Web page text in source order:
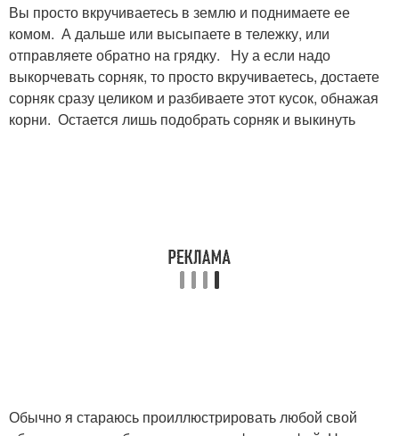
Вы просто вкручиваетесь в землю и поднимаете ее
комом. А дальше или высыпаете в тележку, или
отправляете обратно на грядку. Ну а если надо
выкорчевать сорняк, то просто вкручиваетесь, достаете
сорняк сразу целиком и разбиваете этот кусок, обнажая
корни. Остается лишь подобрать сорняк и выкинуть
Обычно я стараюсь проиллюстрировать любой свой